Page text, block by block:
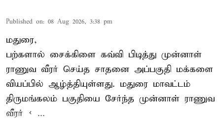
Published on: 08 Aug 2026, 3:38 pm
மதுரை,
பற்களால் சைக்கிளை கவ்வி பிடித்து முன்னாள்
ராணுவ வீரர் செய்த சாதனை அப்பகுதி மக்களை
வியப்பில் ஆழ்த்தியுள்ளது. மதுரை மாவட்டம்
திருமங்கலம் பகுதியை சேர்ந்த முன்னாள் ராணுவ
வீரர் < ...